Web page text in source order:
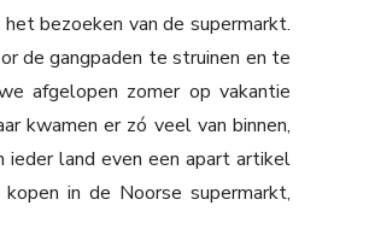
bezoeken van de supermarkt.
de gangpaden te struinen en te
afgelopen zomer op vakantie
kwamen er zó veel van binnen,
ieder land even een apart artikel
in de Noorse supermarkt,